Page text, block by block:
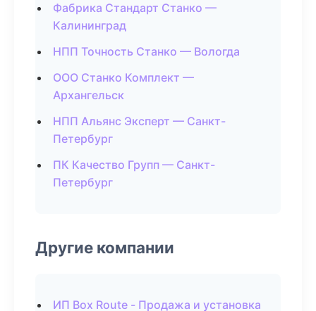
Фабрика Стандарт Станко —
Калининград
НПП Точность Станко — Вологда
ООО Станко Комплект —
Архангельск
НПП Альянс Эксперт — Санкт-
Петербург
ПК Качество Групп — Санкт-
Петербург
Другие компании
ИП Box Route - Продажа и установка